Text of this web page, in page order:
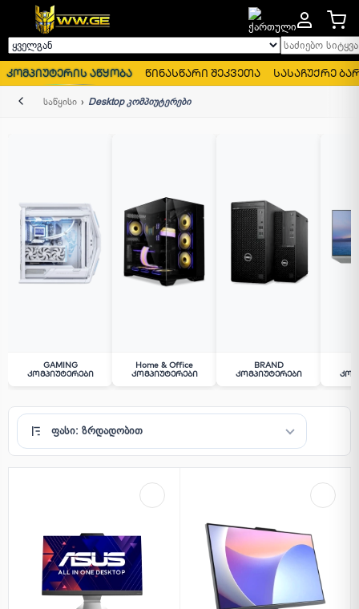
ყველგან საძიებო
კომპიუტერის აწყობა წინასწარი შეკვეთა სასაჩუქრე
უკანსაწყისი Desktop კომპიუტერები
GAMING
Კომპიუტერები
Home & Office
Კომპიუტერები
BRAND
Კომპიუტერები